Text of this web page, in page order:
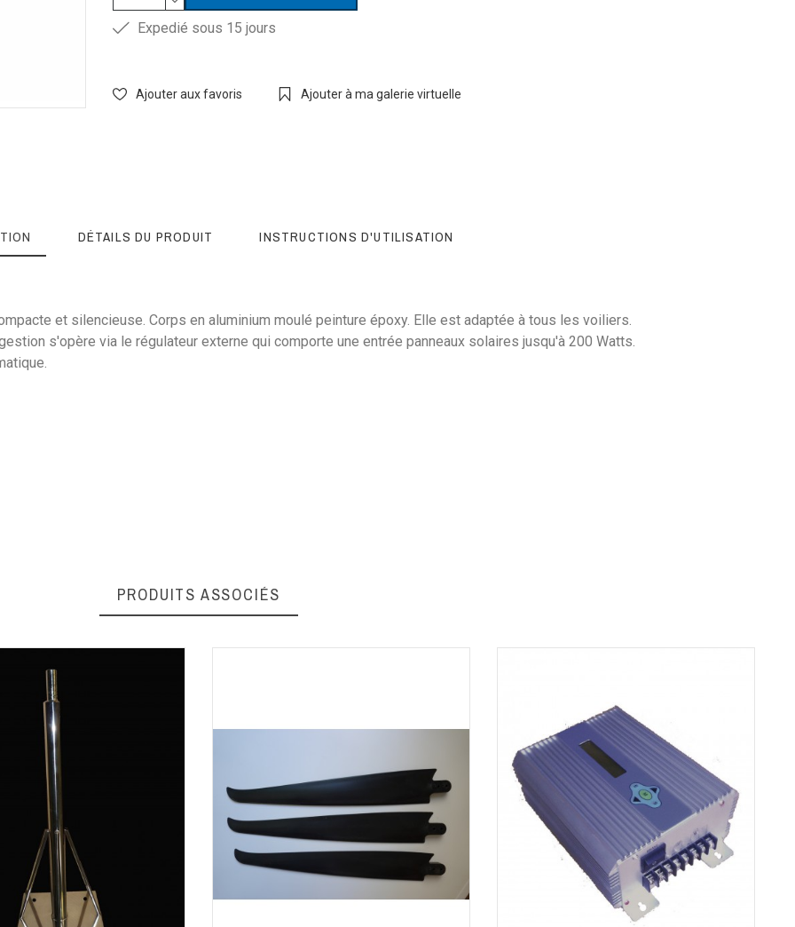
Expedié sous 15 jours
Ajouter aux favoris Ajouter à ma galerie virtuelle
DÉTAILS DU PRODUIT INSTRUCTIONS D'UTILISATION
et silencieuse. Corps en aluminium moulé peinture époxy. Elle est adaptée à tous les voiliers.
s'opère via le régulateur externe qui comporte une entrée panneaux solaires jusqu'à 200 Watts.
PRODUITS ASSOCIÉS